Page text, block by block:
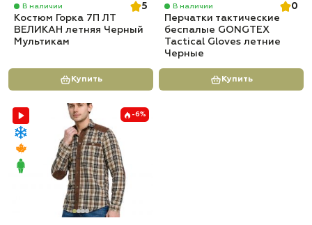
В наличии
5
Костюм Горка 7П ЛТ
ВЕЛИКАН летняя Черный
Мультикам
Купить
В наличии
0
Перчатки тактические
беспалые GONGTEX
Tactical Gloves летние
Черные
Купить
-6%